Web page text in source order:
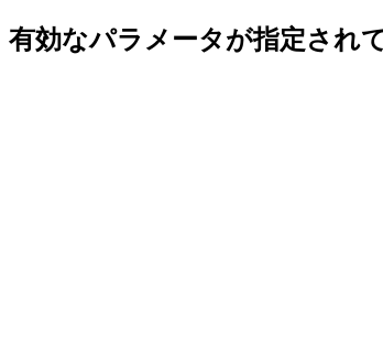
有効なパラメータが指定され